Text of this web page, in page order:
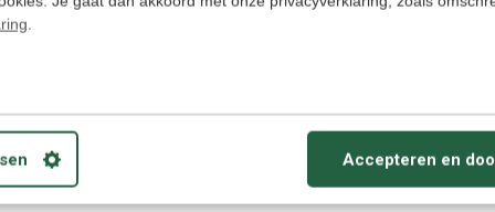
.
Accepteren en